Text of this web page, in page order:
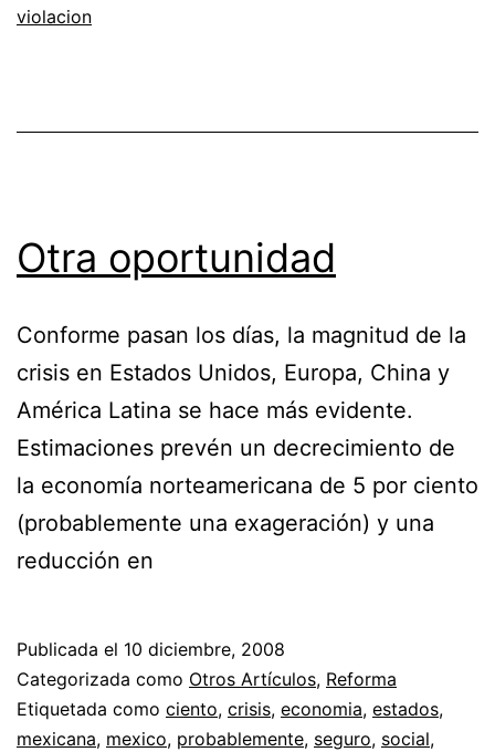
violacion
Otra oportunidad
Conforme pasan los días, la magnitud de la
crisis en Estados Unidos, Europa, China y
América Latina se hace más evidente.
Estimaciones prevén un decrecimiento de
la economía norteamericana de 5 por ciento
(probablemente una exageración) y una
reducción en
Publicada el 10 diciembre, 2008
Categorizada como Otros Artículos, Reforma
Etiquetada como ciento, crisis, economia, estados,
mexicana, mexico, probablemente, seguro, social,